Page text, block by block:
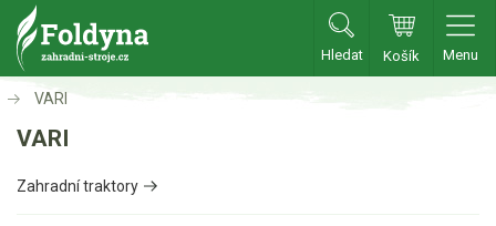
Hledat Košík Menu
Zahradní traktory
VARI
VARI
Zahradní traktory